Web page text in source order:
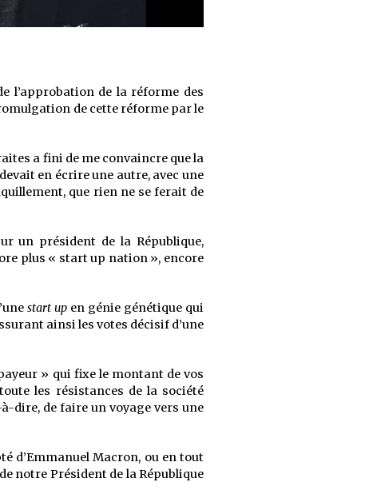
l’approbation de la réforme des
de cette réforme par le
a fini de me convaincre que la
en écrire une autre, avec une
que rien ne se ferait de
un président de la République,
plus « start up nation », encore
start upen génie génétique qui
ainsi les votes décisif d’une
» qui fixe le montant de vos
les résistances de la société
dire, de faire un voyage vers une
d’Emmanuel Macron, ou en tout
notre Président de la République